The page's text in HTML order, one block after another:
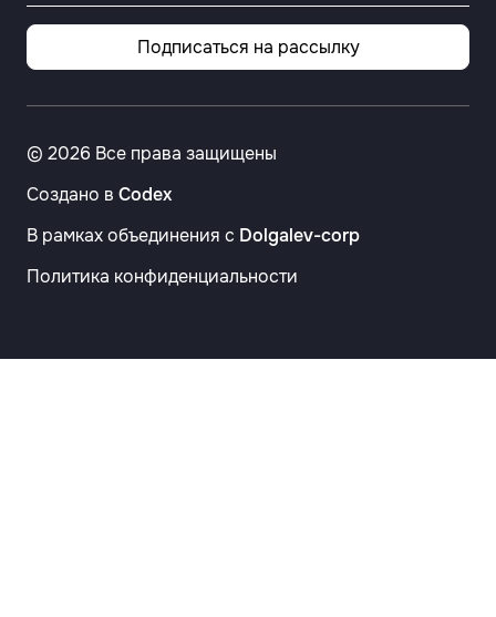
Подписаться на рассылку
© 2026 Все права защищены
Создано в Codex
В рамках объединения с Dolgalev-corp
Политика конфиденциальности